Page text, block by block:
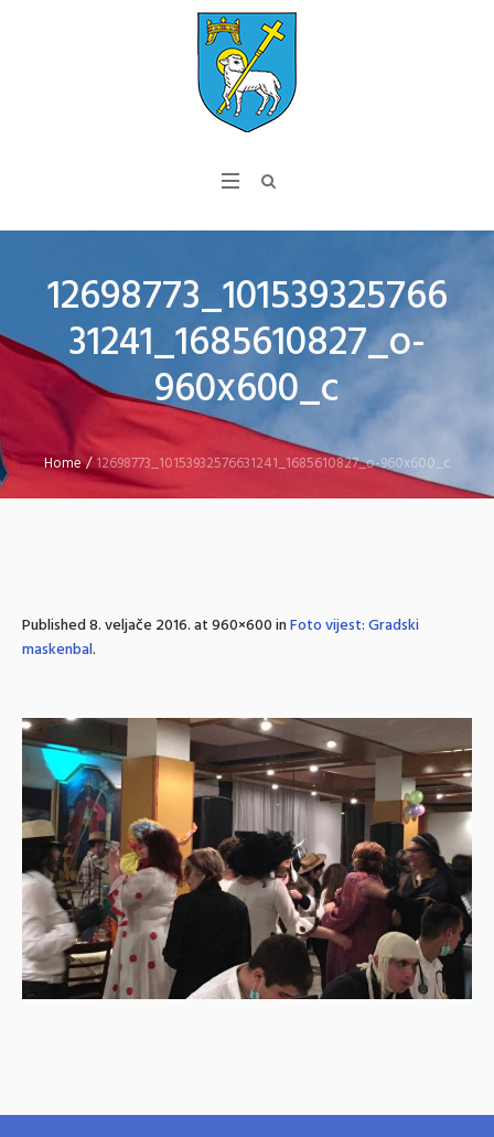
12698773_101539325766
31241_1685610827_o-
960x600_c
Home/12698773_10153932576631241_1685610827_o-960x600_c
Published8. veljače 2016.at 960×600 inFoto vijest: Gradski
maskenbal.